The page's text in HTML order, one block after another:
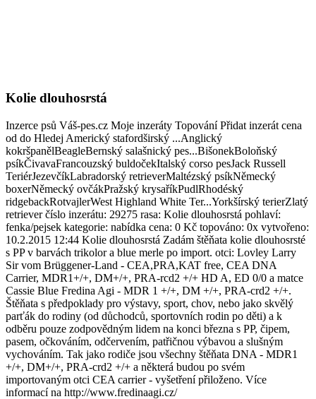
Kolie dlouhosrstá
Inzerce psů Váš-pes.cz Moje inzeráty Topování Přidat inzerát cena
od do Hledej Americký stafordširský ...Anglický
kokršpanělBeagleBernský salašnický pes...BišonekBoloňský
psíkČivavaFrancouzský buldočekItalský corso pesJack Russell
TeriérJezevčíkLabradorský retrieverMaltézský psíkNěmecký
boxerNěmecký ovčákPražský krysaříkPudlRhodéský
ridgebackRotvajlerWest Highland White Ter...Yorkšírský terierZlatý
retriever číslo inzerátu: 29275 rasa: Kolie dlouhosrstá pohlaví:
fenka/pejsek kategorie: nabídka cena: 0 Kč topováno: 0x vytvořeno:
10.2.2015 12:44 Kolie dlouhosrstá Zadám štěňata kolie dlouhosrsté
s PP v barvách trikolor a blue merle po import. otci: Lovley Larry
Sir vom Brüggener-Land - CEA,PRA,KAT free, CEA DNA
Carrier, MDR1+/+, DM+/+, PRA-rcd2 +/+ HD A, ED 0/0 a matce
Cassie Blue Fredina Agi - MDR 1 +/+, DM +/+, PRA-crd2 +/+.
Štěňata s předpoklady pro výstavy, sport, chov, nebo jako skvělý
parťák do rodiny (od důchodců, sportovních rodin po děti) a k
odběru pouze zodpovědným lidem na konci března s PP, čipem,
pasem, očkováním, odčervením, patřičnou výbavou a slušným
vychováním. Tak jako rodiče jsou všechny štěňata DNA - MDR1
+/+, DM+/+, PRA-crd2 +/+ a některá budou po svém
importovaným otci CEA carrier - vyšetření přiloženo. Více
informací na http://www.fredinaagi.cz/